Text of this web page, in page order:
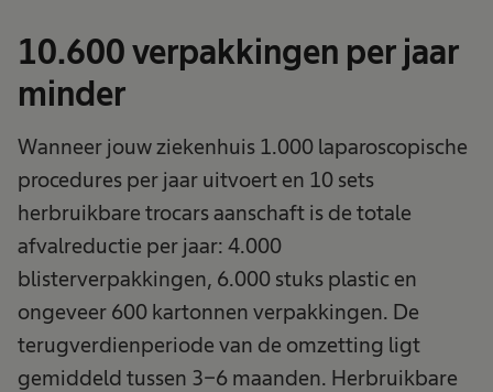
10.600 verpakkingen per jaar
minder
Wanneer jouw ziekenhuis 1.000 laparoscopische
procedures per jaar uitvoert en 10 sets
herbruikbare trocars aanschaft is de totale
afvalreductie per jaar: 4.000
blisterverpakkingen, 6.000 stuks plastic en
ongeveer 600 kartonnen verpakkingen. De
terugverdienperiode van de omzetting ligt
gemiddeld tussen 3-6 maanden. Herbruikbare